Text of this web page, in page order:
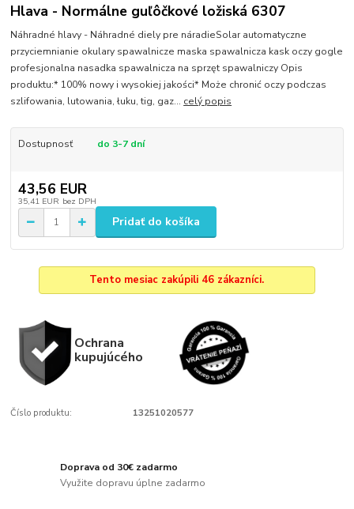
Hlava - Normálne guľôčkové ložiská 6307
Náhradné hlavy - Náhradné diely pre náradieSolar automatyczne
przyciemnianie okulary spawalnicze maska spawalnicza kask oczy gogle
profesjonalna nasadka spawalnicza na sprzęt spawalniczy Opis
produktu:* 100% nowy i wysokiej jakości* Może chronić oczy podczas
szlifowania, lutowania, łuku, tig, gaz... celý popis
Dostupnosť do 3-7 dní
43,56 EUR
35,41 EUR bez DPH
Pridať do košíka
Tento mesiac zakúpili 46 zákazníci.
Ochrana
kupujúcého
Číslo produktu: 13251020577
Doprava od 30€ zadarmo
Využite dopravu úplne zadarmo